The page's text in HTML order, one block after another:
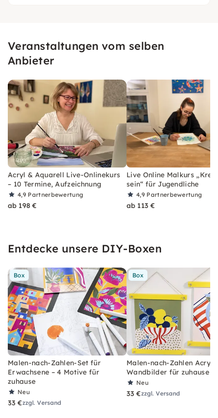
Veranstaltungen vom selben
Anbieter
Acryl & Aquarell Live-Onlinekurs
– 10 Termine, Aufzeichnung
4,9 Partnerbewertung
ab 198 €
Live Online Malkurs
sein“ für Jugendliche
4,9 Partnerbewertung
ab 113 €
Entdecke unsere DIY-Boxen
Box
Malen-nach-Zahlen-Set für
Erwachsene – 4 Motive für
zuhause
Neu
33 €zzgl. Versand
Box
Malen-nach-Zahlen Acryl-
Wandbilder für zuhause
Neu
33 €zzgl. Versand